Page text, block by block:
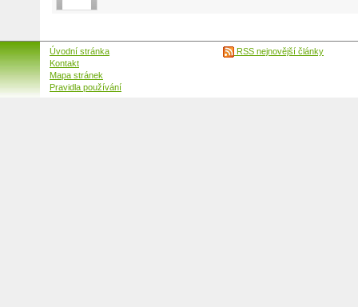
Úvodní stránka
Kontakt
Mapa stránek
Pravidla používání
RSS nejnovější články